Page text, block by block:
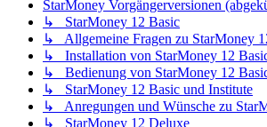
StarMoney Vorgängerversionen
↳ StarMoney 12 Basic
↳ Allgemeine Fragen zu StarMoney
↳ Installation von StarMoney 12
↳ Bedienung von StarMoney 12
↳ StarMoney 12 Basic und Institute
↳ Anregungen und Wünsche zu
↳ StarMoney 12 Deluxe